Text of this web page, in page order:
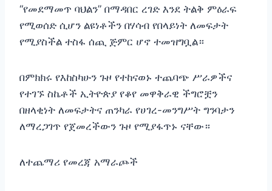
“የመደማመጥ ባህልን” በማዳበር ረገድ እንደ ትልቅ ምዕራፍ
የሚወሰድ ሲሆን ልዩነቶችን በሃሳብ የበላይነት ለመፍታት
የሚያስችል ተስፋ ሰጪ ጅምር ሆኖ ተመዝግቧል።
በምክክሩ የእከስካሁን ጉዞ የተከናወኑ ተጨባጭ ሥራዎችና
የተገኙ ስኬቶች ኢትዮጵያ የቆየ መዋቅራዊ ችግሮቿን
በዘላቂነት ለመፍታትና ጠንካራ የሀገረ-መንግሥት ግንባታን
ለማረጋገጥ የጀመረችውን ጉዞ የሚያፋጥኑ ናቸው።
ለተጨማሪ የመረጃ አማራጮች